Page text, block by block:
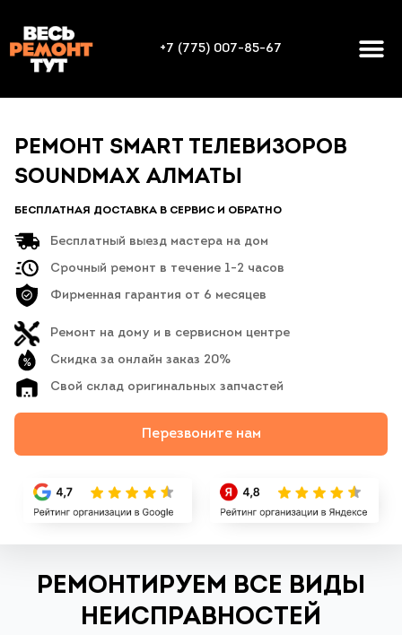
+7 (775) 007-85-67
РЕМОНТ SMART ТЕЛЕВИЗОРОВ
SOUNDMAX АЛМАТЫ
БЕСПЛАТНАЯ ДОСТАВКА В СЕРВИС И ОБРАТНО
Бесплатный выезд мастера на дом
Срочный ремонт в течение 1-2 часов
Фирменная гарантия от 6 месяцев
Ремонт на дому и в сервисном центре
Скидка за онлайн заказ 20%
Свой склад оригинальных запчастей
Перезвоните нам
РЕМОНТИРУЕМ ВСЕ ВИДЫ
НЕИСПРАВНОСТЕЙ